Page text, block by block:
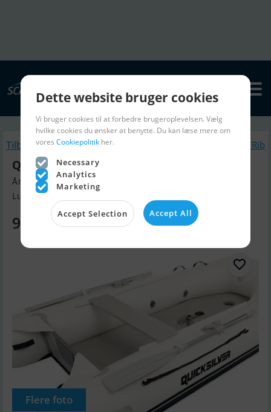
Tilbage Lignende Gummibåd / Rib
Quicksilver 300 Air Floor PVC (5)
Årgang 2025, Gummibåd / Rib til salg
Lunderskov, Danmark
9.795 DKK
Flere foto
Dette website bruger cookies
Vi bruger cookies til at forbedre brugeroplevelsen. Vælg
hvilke cookies du ønsker at benytte. Du kan læse mere om
vores Cookiepolitik her.
Necessary
Analytics
Marketing
Accept Selection Accept All